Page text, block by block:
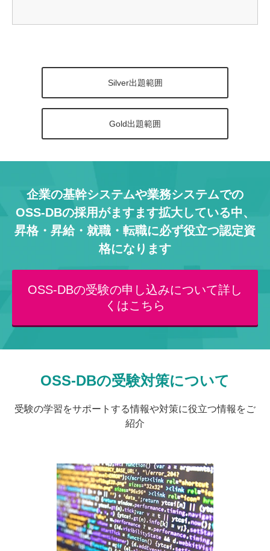
Silver出題範囲
Gold出題範囲
企業の基幹システムや業務システムでの
OSS-DBの採用がますます拡大している中、
昇格・昇給・就職・転職に必ず役立つ認定資
格になります
OSS-DBの受験の申し込みについて詳し
くはこちら
OSS-DBの受験対策について
受験の学習をサポートする情報や対策に役立つ情報をご
紹介